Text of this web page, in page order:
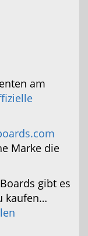
am
Marke die
gibt es
kaufen…